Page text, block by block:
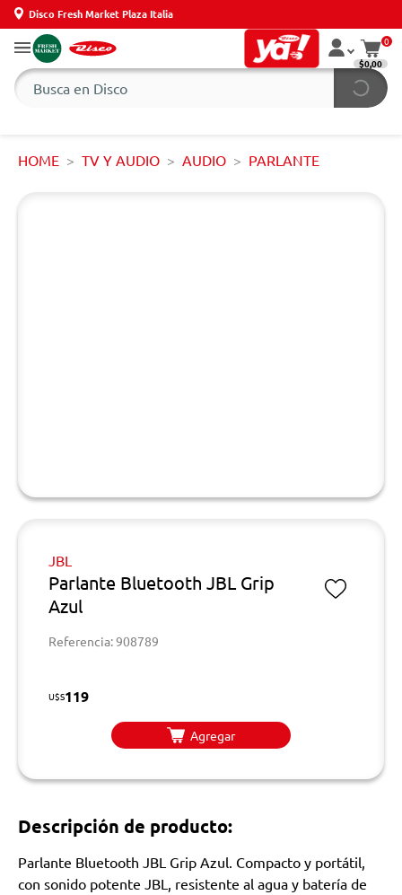
Disco Fresh Market Plaza Italia
0
$0,00
HOME TV Y AUDIO AUDIO PARLANTE
JBL
Parlante Bluetooth JBL Grip
Azul
Referencia: 908789
U$S119
Agregar
Descripción de producto:
Parlante Bluetooth JBL Grip Azul. Compacto y portátil,
con sonido potente JBL, resistente al agua y batería de